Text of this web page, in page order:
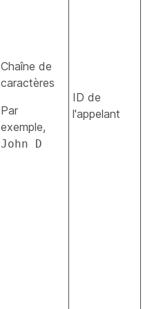
Chaîne de
caractères
Par
exemple,
John D
ID de
l'appelant